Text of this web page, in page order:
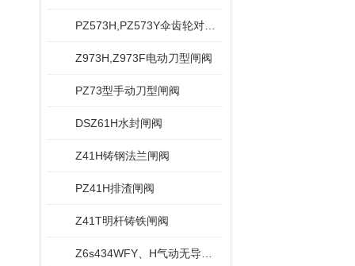
Z973H,Z973F电动刀型闸阀
PZ73型手动刀型闸阀
DSZ61H水封闸阀
Z41H铸钢法兰闸阀
PZ41H排渣闸阀
Z41T明杆铸铁闸阀